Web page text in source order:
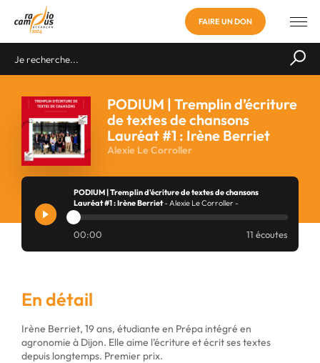
FAIRE UN DON
PODIUM | Tremplin d’écriture
de textes de chansons
Lauréat #1 : Irène Berriet
Alexie Le Corroller
PODIUM | Tremplin d'écriture de textes de chansons
Lauréat #1 : Irène Berriet- Alexie Le Corroller -
00:00 11 écoutes
En détail
Irène Berriet, 19 ans, étudiante en Prépa intégré en
agronomie à Dijon. Elle aime l’écriture et écrit ses textes
depuis longtemps. Premier prix.